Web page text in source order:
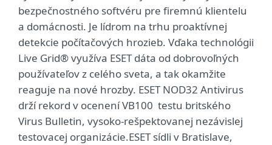
bezpečnostného softvéru pre firemnú klientelu
a domácnosti. Je lídrom na trhu proaktívnej
detekcie počítačových hrozieb. Vďaka technológii
Live Grid® využíva ESET dáta od dobrovoľných
používateľov z celého sveta, a tak okamžite
reaguje na nové hrozby. ESET NOD32 Antivirus
drží rekord v ocenení VB100 testu britského
Virus Bulletin, vysoko-rešpektovanej nezávislej
testovacej organizácie.ESET sídli v Bratislave,